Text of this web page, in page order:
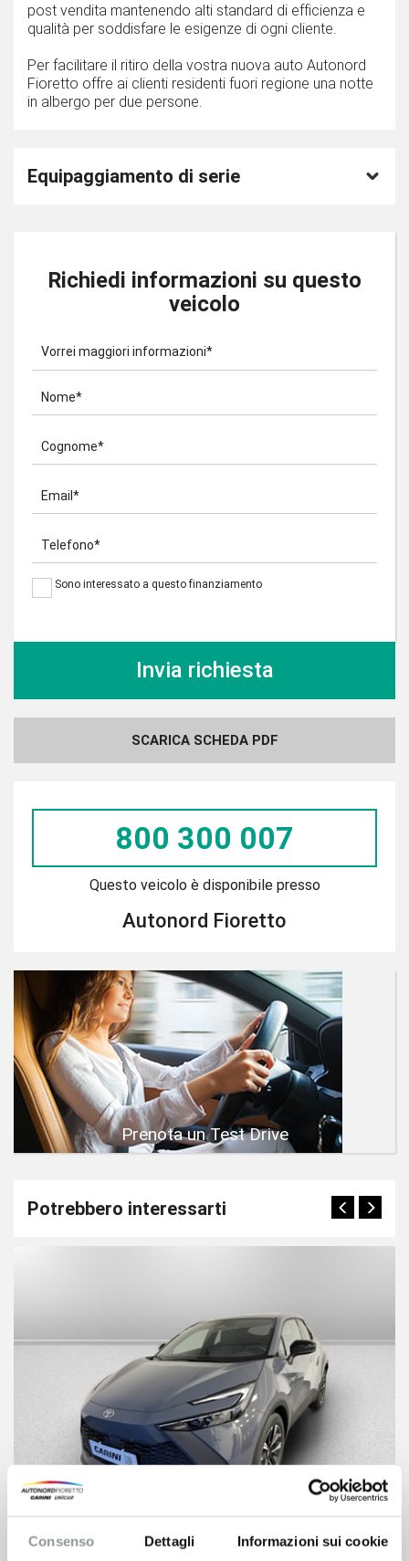
Consenso Dettagli Informazioni sui cookie
post vendita mantenendo alti standard di efficienza e
qualità per soddisfare le esigenze di ogni cliente.
Per facilitare il ritiro della vostra nuova auto Autonord
Fioretto offre ai clienti residenti fuori regione una notte
in albergo per due persone.
Equipaggiamento di serie
Richiedi informazioni su questo
veicolo
Vorrei maggiori informazioni*
Nome*
Cognome*
Email*
Telefono*
Sono interessato a questo finanziamento
SCARICA SCHEDA PDF
800 300 007
Questo veicolo è disponibile presso
Autonord Fioretto
Prenota un Test Drive
Potrebbero interessarti